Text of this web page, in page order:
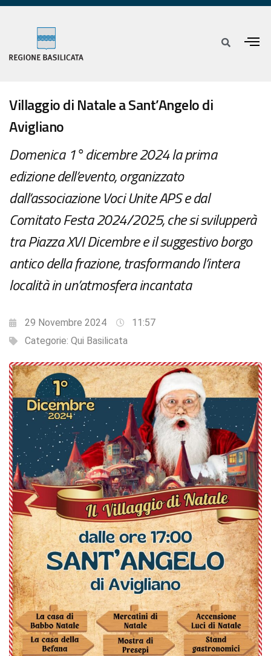
Villaggio di Natale a Sant’Angelo di
Avigliano
Domenica 1° dicembre 2024 la prima
edizione dell’evento, organizzato
dall’associazione Voci Unite APS e dal
Comitato Festa 2024/2025, che si svilupperà
tra Piazza XVI Dicembre e il suggestivo borgo
antico della frazione, trasformando l’intera
località in un’atmosfera incantata
29 Novembre 2024
11:57
Categorie: Qui Basilicata